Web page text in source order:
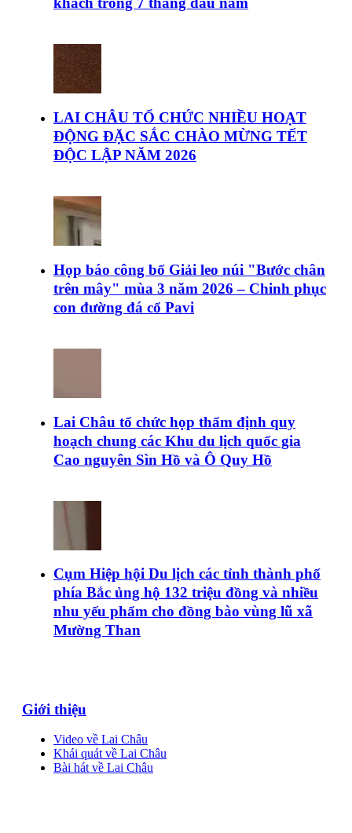
LAI CHÂU TỔ CHỨC NHIỀU HOẠT
ĐỘNG ĐẶC SẮC CHÀO MỪNG TẾT
ĐỘC LẬP NĂM 2026
Họp báo công bố Giải leo núi "Bước chân
trên mây" mùa 3 năm 2026 – Chinh phục
con đường đá cổ Pavi
Lai Châu tổ chức họp thẩm định quy
hoạch chung các Khu du lịch quốc gia
Cao nguyên Sìn Hồ và Ô Quy Hồ
Cụm Hiệp hội Du lịch các tỉnh thành phố
phía Bắc ủng hộ 132 triệu đồng và nhiều
nhu yếu phẩm cho đồng bào vùng lũ xã
Mường Than
Giới thiệu
Video về Lai Châu
Khái quát về Lai Châu
Bài hát về Lai Châu